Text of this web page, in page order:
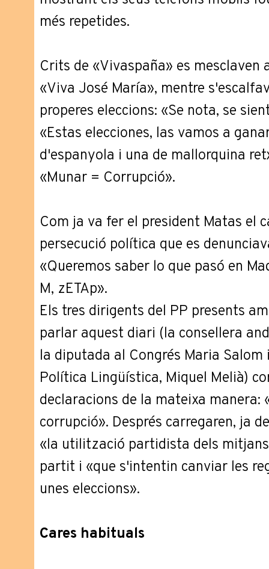
més repetides.
Crits de «Vivaspaña» es mesclaven
«Viva José María», mentre
properes eleccions: «Se nota, se
«Estas elecciones, las vamos a
d'espanyola i una de mallorquina
«Munar = Corrupció».
Com ja va fer el president Matas el
persecució política que es
«Queremos saber lo que pasó en
M, zETAp».
Els tres dirigents del PP presents
parlar aquest diari (la consellera
la diputada al Congrés Maria
Política Lingüística, Miquel Melià)
declaracions de la mateixa manera:
corrupció». Després carregaren, ja
«la utilització partidista dels
partit i «que s'intentin canviar les
unes eleccions».
Cares habituals